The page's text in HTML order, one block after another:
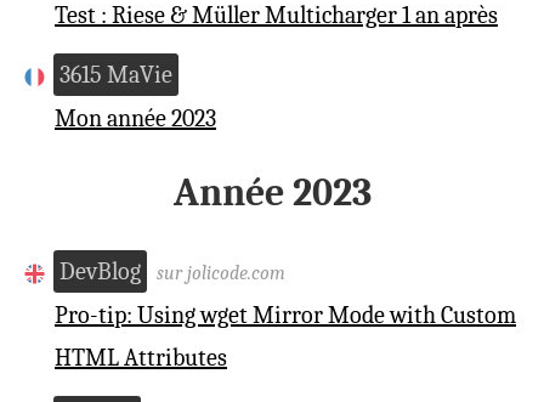
Test : Riese & Müller Multicharger 1 an après
3615 MaVie
Mon année 2023
Année 2023
DevBlog sur jolicode.com
Pro-tip: Using wget Mirror Mode with Custom
HTML Attributes